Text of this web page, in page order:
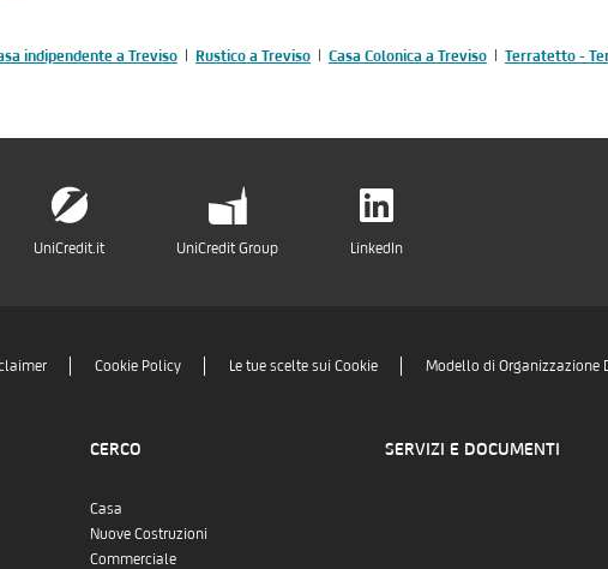
indipendente a Treviso Rustico a Treviso Casa Colonica a Treviso Terratetto -
UniCredit.it UniCredit Group LinkedIn
Cookie Policy Le tue scelte sui Cookie Modello di Organizzazione
CERCO
Casa
Nuove Costruzioni
Commerciale
SERVIZI E DOCUMENTI